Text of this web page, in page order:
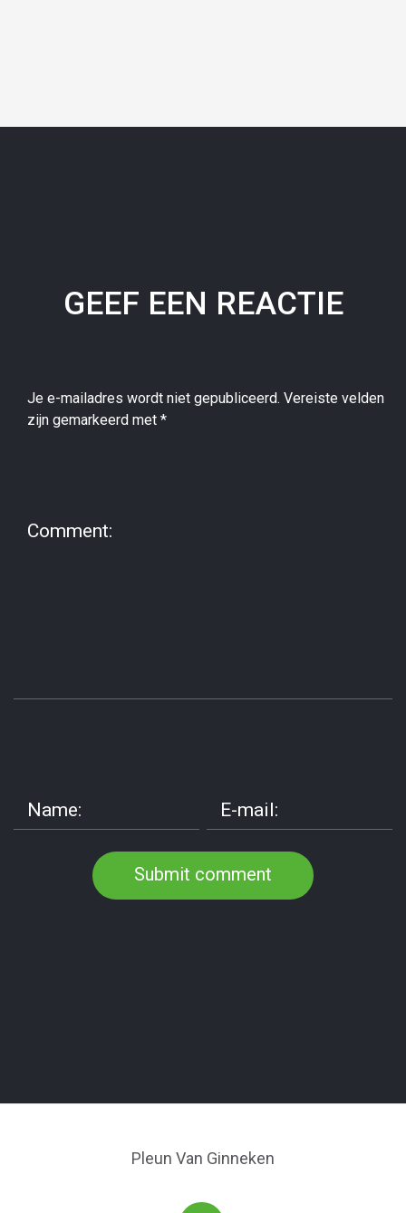
GEEF EEN REACTIE
Je e-mailadres wordt niet gepubliceerd. Vereiste velden
zijn gemarkeerd met *
Pleun Van Ginneken